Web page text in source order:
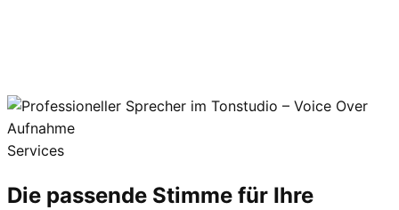
Services
Die passende Stimme für Ihre